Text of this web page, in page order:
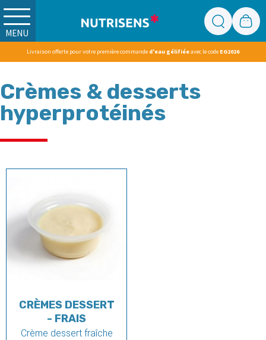
Livraison offerte pour votre première commande d'eau gélifiéeavec le code EG2026
MENU
Crèmes & desserts
hyperprotéinés
CRÈMES DESSERT
- FRAIS
Crème dessert fraîche